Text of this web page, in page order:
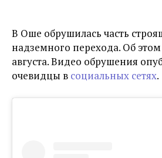
В Оше обрушилась часть
надземного перехода. Об этом
августа. Видео обрушения
очевидцы в социальных сетях.